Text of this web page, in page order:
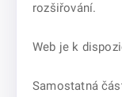
rozšiřování.
Web je k
Samostatná